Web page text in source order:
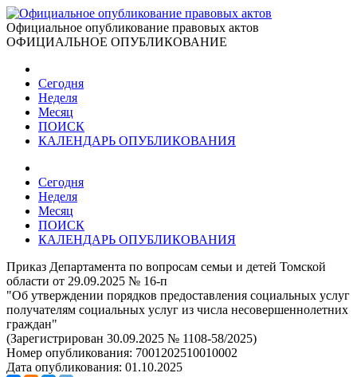
Официальное опубликование правовых актов
ОФИЦИАЛЬНОЕ ОПУБЛИКОВАНИЕ
Сегодня
Неделя
Месяц
ПОИСК
КАЛЕНДАРЬ ОПУБЛИКОВАНИЯ
Сегодня
Неделя
Месяц
ПОИСК
КАЛЕНДАРЬ ОПУБЛИКОВАНИЯ
Приказ Департамента по вопросам семьи и детей Томской
области от 29.09.2025 № 16-п
"Об утверждении порядков предоставления социальных услуг
получателям социальных услуг из числа несовершеннолетних
граждан"
(Зарегистрирован 30.09.2025 № 1108-58/2025)
Номер опубликования: 7001202510010002
Дата опубликования: 01.10.2025